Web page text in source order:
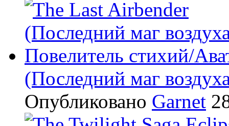
(Последний маг
Опубликовано Garnet